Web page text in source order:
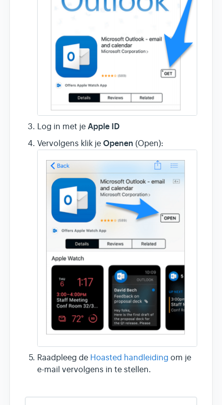
Log in met je Apple ID
Vervolgens klik je Openen (Open):
Raadpleeg de Hoasted handleiding om je
e-mail vervolgens in te stellen.